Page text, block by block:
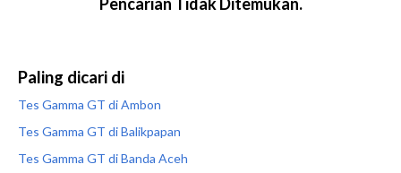
Paling dicari di
Tes Gamma GT di Ambon
Tes Gamma GT di Balikpapan
Tes Gamma GT di Banda Aceh